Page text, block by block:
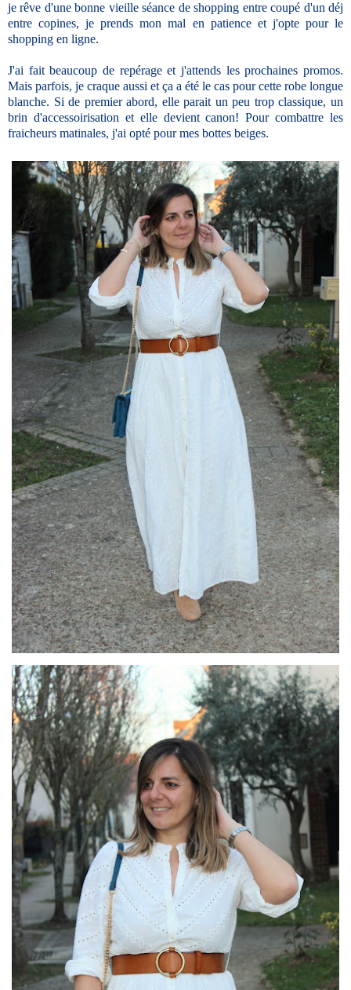
je rêve d'une bonne vieille séance de shopping entre coupé d'un déj
entre copines, je prends mon mal en patience et j'opte pour le
shopping en ligne.
J'ai fait beaucoup de repérage et j'attends les prochaines promos.
Mais parfois, je craque aussi et ça a été le cas pour cette robe longue
blanche. Si de premier abord, elle parait un peu trop classique, un
brin d'accessoirisation et elle devient canon! Pour combattre les
fraicheurs matinales, j'ai opté pour mes bottes beiges.